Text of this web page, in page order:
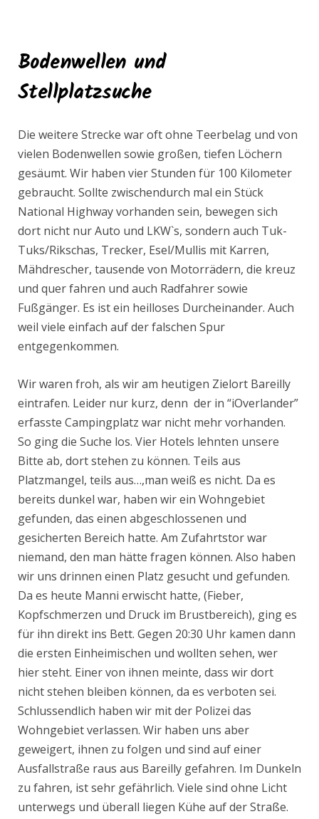
Bodenwellen und
Stellplatzsuche
Die weitere Strecke war oft ohne Teerbelag und von
vielen Bodenwellen sowie großen, tiefen Löchern
gesäumt. Wir haben vier Stunden für 100 Kilometer
gebraucht. Sollte zwischendurch mal ein Stück
National Highway vorhanden sein, bewegen sich
dort nicht nur Auto und LKW`s, sondern auch Tuk-
Tuks/Rikschas, Trecker, Esel/Mullis mit Karren,
Mähdrescher, tausende von Motorrädern, die kreuz
und quer fahren und auch Radfahrer sowie
Fußgänger. Es ist ein heilloses Durcheinander. Auch
weil viele einfach auf der falschen Spur
entgegenkommen.
Wir waren froh, als wir am heutigen Zielort Bareilly
eintrafen. Leider nur kurz, denn der in “iOverlander”
erfasste Campingplatz war nicht mehr vorhanden.
So ging die Suche los. Vier Hotels lehnten unsere
Bitte ab, dort stehen zu können. Teils aus
Platzmangel, teils aus…,man weiß es nicht. Da es
bereits dunkel war, haben wir ein Wohngebiet
gefunden, das einen abgeschlossenen und
gesicherten Bereich hatte. Am Zufahrtstor war
niemand, den man hätte fragen können. Also haben
wir uns drinnen einen Platz gesucht und gefunden.
Da es heute Manni erwischt hatte, (Fieber,
Kopfschmerzen und Druck im Brustbereich), ging es
für ihn direkt ins Bett. Gegen 20:30 Uhr kamen dann
die ersten Einheimischen und wollten sehen, wer
hier steht. Einer von ihnen meinte, dass wir dort
nicht stehen bleiben können, da es verboten sei.
Schlussendlich haben wir mit der Polizei das
Wohngebiet verlassen. Wir haben uns aber
geweigert, ihnen zu folgen und sind auf einer
Ausfallstraße raus aus Bareilly gefahren. Im Dunkeln
zu fahren, ist sehr gefährlich. Viele sind ohne Licht
unterwegs und überall liegen Kühe auf der Straße.